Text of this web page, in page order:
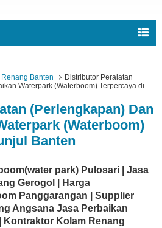
Banten
Distributor Peralatan
Waterpark (Waterboom) Terpercaya di
(Perlengkapan) Dan
(Waterboom)
Banten
park) Pulosari | Jasa
Gerogol | Harga
Panggarangan | Supplier
Angsana Jasa Perbaikan
Kontraktor Kolam Renang